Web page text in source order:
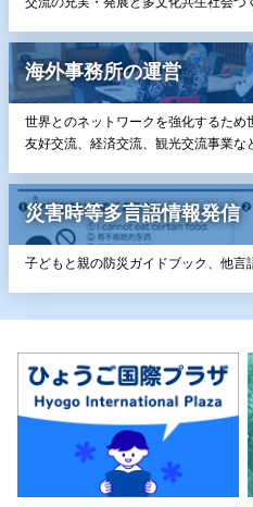
海外事務所の運営
世界とのネットワークを強化するため
友好交流、経済交流、観光交流事業な
災害時等多言語情報発信
子どもと親の防災ガイドブック、他言